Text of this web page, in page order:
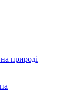
природі